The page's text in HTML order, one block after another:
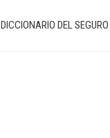
DICCIONARIO DEL SEGURO